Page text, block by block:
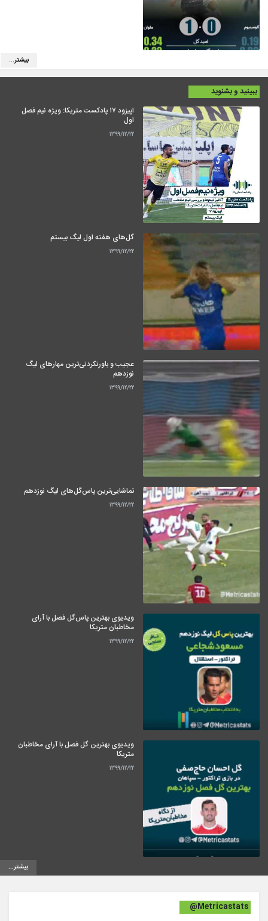
بیشتر...
ببینید و بشنوید
اپیزود ۱۷ پادکست متریکا: ویژه نیم فصل
اول
۱۳۹۹/۱۲/۲۲
گل‌های هفته اول لیگ بیستم
۱۳۹۹/۱۲/۲۲
عجیب و باورنکردنی‌ترین مهارهای لیگ
نوزدهم
۱۳۹۹/۱۲/۲۲
تماشایی‌ترین پاس‌گل‌های لیگ نوزدهم
۱۳۹۹/۱۲/۲۲
ویدیوی بهترین پاس‌گل فصل با آرای
مخاطبان متریکا
۱۳۹۹/۱۲/۲۲
ویدیوی بهترین گل فصل با آرای مخاطبان
متریکا
۱۳۹۹/۱۲/۲۲
بیشتر...
@Metricastats